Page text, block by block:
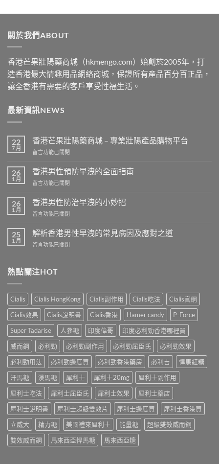
$489
關於我們ABOUT
香港芒果壯陽藥商城（hkmengo.com）始創於2005年，打
造香港最大情趣用品網絡商城，保證所有產品百分百正品，
讓全香港有需要的客戶享受性福生活。
最新資訊NEWS
22
7 月
香港芒果壯陽藥商城 – 專業壯陽產品購物平台
在
港
芒
果
陽
藥
商
–
專
陽
產
購
物
平
台〉
中
留言功能已關閉
26
1 月
香港男性預防早洩的全面指南
在
港
男
性
防
早
洩
面
中
留言功能已關閉
26
1 月
香港男性防治早洩的小妙招
在
港
男
性
早
小
妙
招〉
中
留言功能已關閉
25
1 月
解析香港男性早洩的常見病因及應對之道
在
香
港
性
早
洩
的
常
見
因
及
應
之
道〉
中
留言功能已關閉
熱點關注HOT
Cialis Cialis HongKong Cialis副作用 Cialis吃法
Cialis官網
Cialis效果
Cialis說明書 Cialis香港 Hamer candy
P-Force
Super Tadarise
人參糖 印度偉哥
印度必利勁香港哪裡買
威而鋼
必利勁 必利勁副作用 必利勁屈臣氏
必利勁效果
必利勁用法
必利勁邊度買 必利勁香港藥房 必利吉
悍馬紅糖
汗馬糖
漢馬糖 犀利士 犀利士20mg
犀利士副作用
犀利士吃法
犀利士屈臣氏 犀利士效果
犀利士藥店
犀利士說明書
犀利士超級雙效片 犀利士邊度買
犀利士香港買
立威大
精力糖 美國禮來犀利士 能量糖
超級雙效威而鋼
雙效威而鋼
馬來西亞悍馬糖 馬來西亞糖